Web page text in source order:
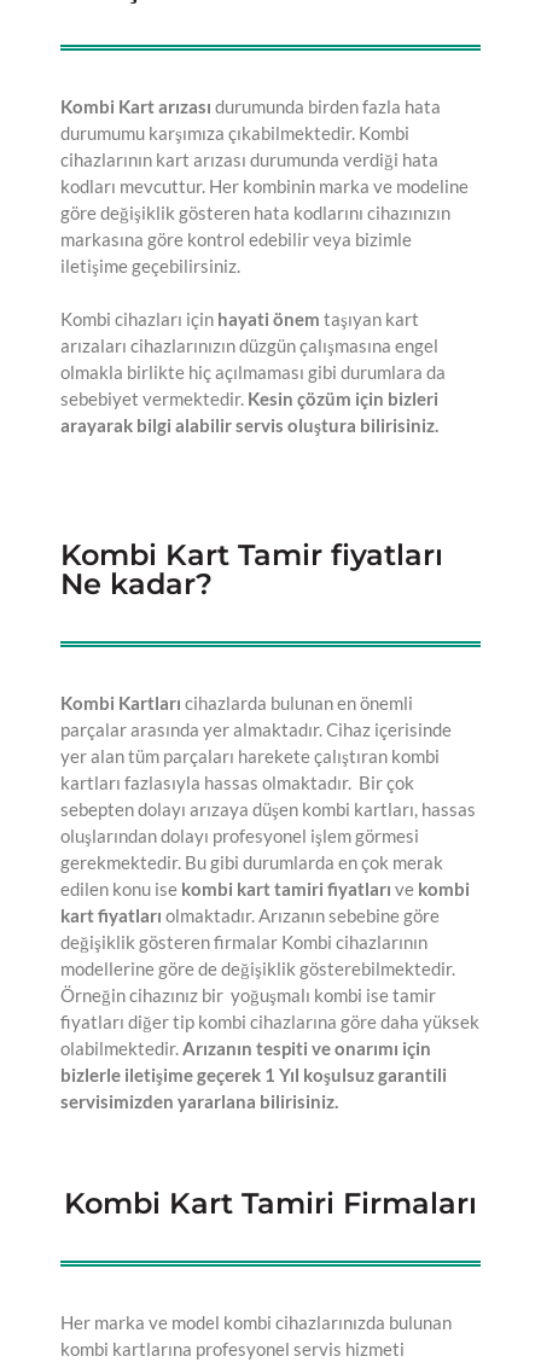
Kombi Kart arızası durumunda birden fazla hata
durumumu karşımıza çıkabilmektedir. Kombi
cihazlarının kart arızası durumunda verdiği hata
kodları mevcuttur. Her kombinin marka ve modeline
göre değişiklik gösteren hata kodlarını cihazınızın
markasına göre kontrol edebilir veya bizimle
iletişime geçebilirsiniz.
Kombi cihazları için hayati önem taşıyan kart
arızaları cihazlarınızın düzgün çalışmasına engel
olmakla birlikte hiç açılmaması gibi durumlara da
sebebiyet vermektedir. Kesin çözüm için bizleri
arayarak bilgi alabilir servis oluştura bilirisiniz.
Kombi Kart Tamir fiyatları
Ne kadar?
Kombi Kartları cihazlarda bulunan en önemli
parçalar arasında yer almaktadır. Cihaz içerisinde
yer alan tüm parçaları harekete çalıştıran kombi
kartları fazlasıyla hassas olmaktadır. Bir çok
sebepten dolayı arızaya düşen kombi kartları, hassas
oluşlarından dolayı profesyonel işlem görmesi
gerekmektedir. Bu gibi durumlarda en çok merak
edilen konu ise kombi kart tamiri fiyatları ve kombi
kart fiyatları olmaktadır. Arızanın sebebine göre
değişiklik gösteren firmalar Kombi cihazlarının
modellerine göre de değişiklik gösterebilmektedir.
Örneğin cihazınız bir yoğuşmalı kombi ise tamir
fiyatları diğer tip kombi cihazlarına göre daha yüksek
olabilmektedir.Arızanın tespiti ve onarımı için
bizlerle iletişime geçerek 1 Yıl koşulsuz garantili
servisimizden yararlana bilirisiniz.
Kombi Kart Tamiri Firmaları
Her marka ve model kombi cihazlarınızda bulunan
kombi kartlarına profesyonel servis hizmeti